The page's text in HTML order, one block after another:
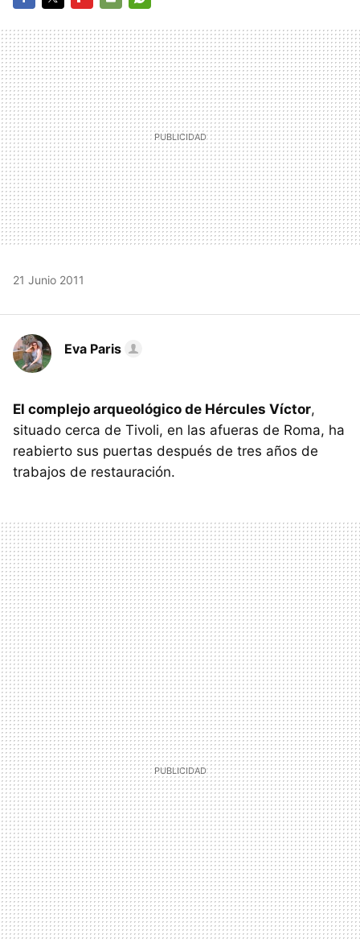
MAIL
21 Junio 2011
Eva Paris
El complejo arqueológico de Hércules Víctor,
situado cerca de Tivoli, en las afueras de Roma, ha
reabierto sus puertas después de tres años de
trabajos de restauración.